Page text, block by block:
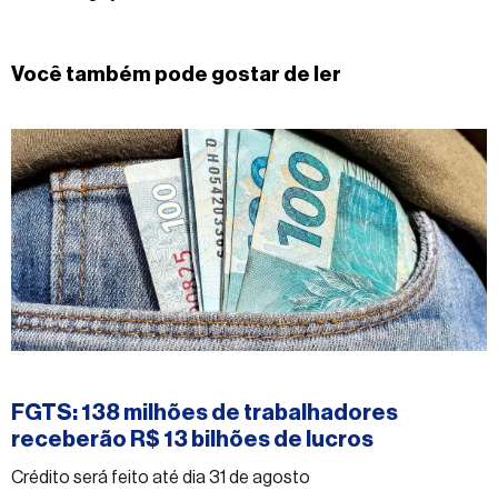
Você também pode gostar de ler
FGTS: 138 milhões de trabalhadores
receberão R$ 13 bilhões de lucros
Crédito será feito até dia 31 de agosto